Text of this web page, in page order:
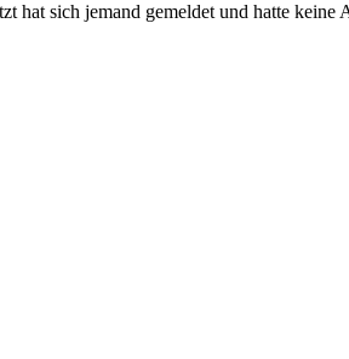
hat sich jemand gemeldet und hatte keine